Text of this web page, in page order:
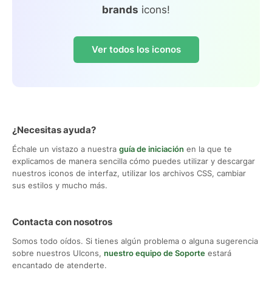
brands icons!
Ver todos los iconos
¿Necesitas ayuda?
Échale un vistazo a nuestra guía de iniciación en la que te
explicamos de manera sencilla cómo puedes utilizar y descargar
nuestros iconos de interfaz, utilizar los archivos CSS, cambiar
sus estilos y mucho más.
Contacta con nosotros
Somos todo oídos. Si tienes algún problema o alguna sugerencia
sobre nuestros UIcons, nuestro equipo de Soporte estará
encantado de atenderte.